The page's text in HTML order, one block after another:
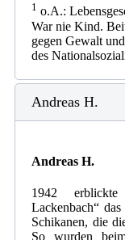
1 o.A.:
War nie Kind.
gegen Gewalt
des
Andreas H.
Andreas H.
1942
Lackenbach“
Schikanen, die
So wurden